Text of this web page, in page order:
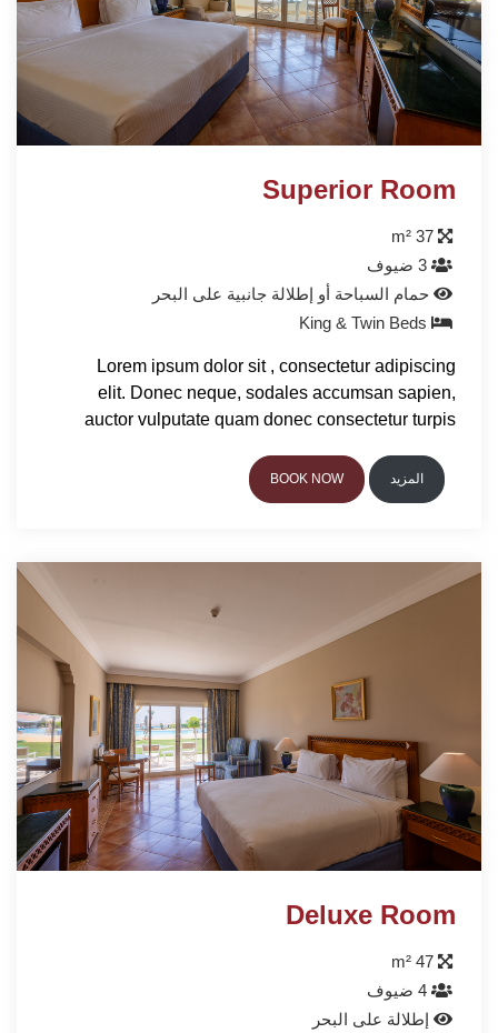
Superior Room
حمام السباحة أو إطلالة جانبية على البحر
Lorem ipsum dolor sit , consectetur adipiscing
elit. Donec neque, sodales accumsan sapien,
auctor vulputate quam donec consectetur turpis
المزيد BOOK NOW
Deluxe Room
إطلالة على البحر